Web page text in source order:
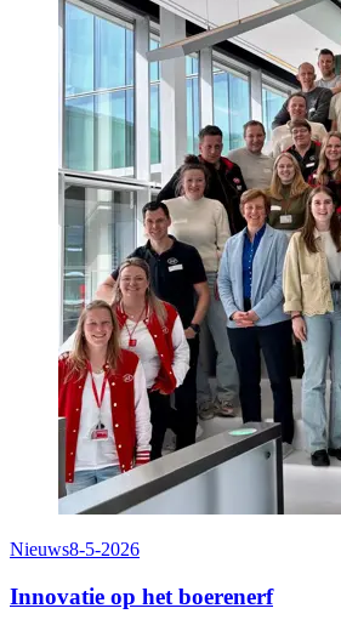
Nieuws8-5-2026
Innovatie op het boerenerf